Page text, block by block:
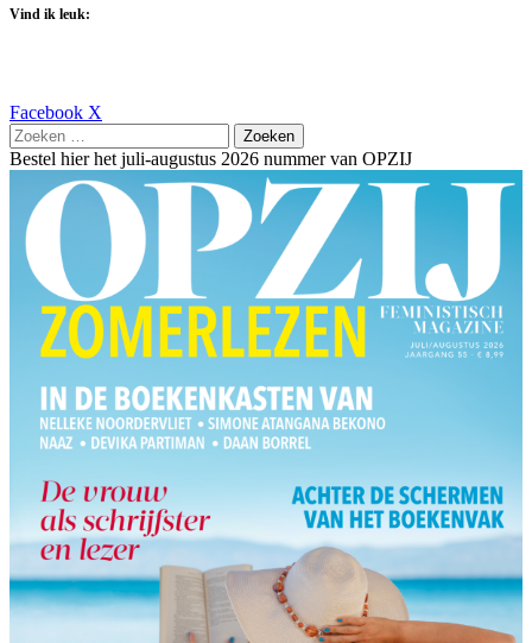
Vind ik leuk:
Facebook X
email
Zoeken
naar:
Bestel hier het juli-augustus 2026 nummer van OPZIJ